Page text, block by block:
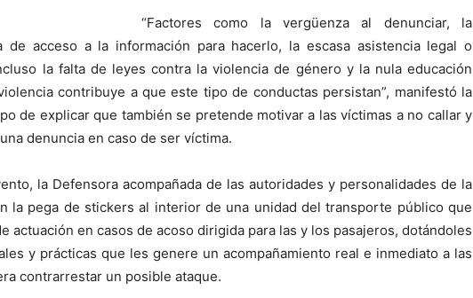
“Factores como la vergüenza al denunciar, la
de acceso a la información para hacerlo, la escasa asistencia legal o
la falta de leyes contra la violencia de género y la nula educación
contribuye a que este tipo de conductas persistan”, manifestó la
de explicar que también se pretende motivar a las víctimas a no callar y
denuncia en caso de ser víctima.
la Defensora acompañada de las autoridades y personalidades de la
la pega de stickers al interior de una unidad del transporte público que
actuación en casos de acoso dirigida para las y los pasajeros, dotándoles
y prácticas que les genere un acompañamiento real e inmediato a las
contrarrestar un posible ataque.